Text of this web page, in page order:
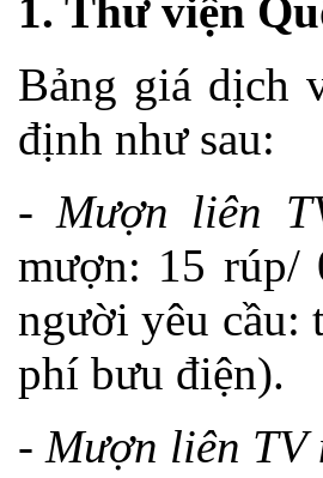
1. Thư viện
Bảng giá dịch
định như sau:
- Mượn liên
mượn: 15 rúp/
người yêu cầu:
phí bưu điện).
- Mượn liên TV